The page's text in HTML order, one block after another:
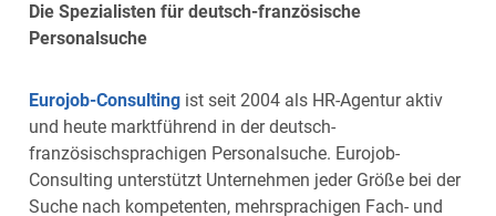
Die Spezialisten für deutsch-französische
Personalsuche
Eurojob-Consulting ist seit 2004 als HR-Agentur aktiv
und heute marktführend in der deutsch-
französischsprachigen Personalsuche. Eurojob-
Consulting unterstützt Unternehmen jeder Größe bei der
Suche nach kompetenten, mehrsprachigen Fach- und